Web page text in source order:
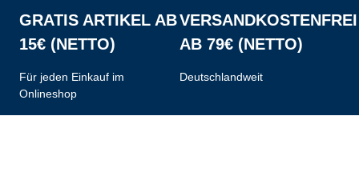
GRATIS ARTIKEL AB
15€ (NETTO)
Für jeden Einkauf im
Onlineshop
VERSANDKOSTENFREI
AB 79€ (NETTO)
Deutschlandweit